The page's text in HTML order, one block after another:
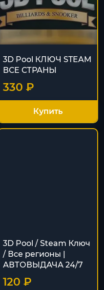
3D Pool КЛЮЧ STEAM
ВСЕ СТРАНЫ
330 ₽
Купить
3D Pool / Steam Ключ
/ Все регионы |
АВТОВЫДАЧА 24/7
120 ₽